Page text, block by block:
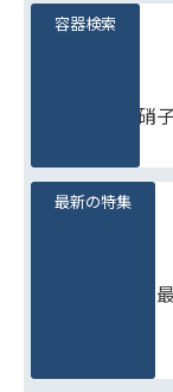
豊富な石堂硝
容器検索
季節商品や
最新の特集